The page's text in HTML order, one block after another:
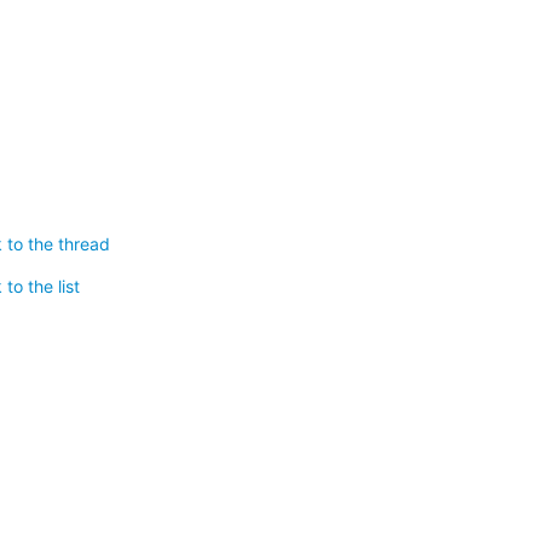
to the thread
to the list